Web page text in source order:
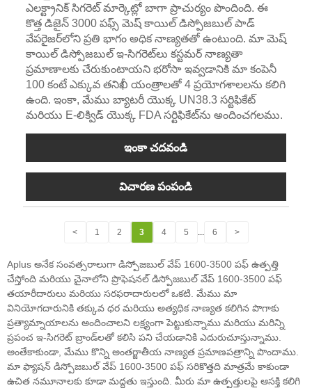
ఎలక్ట్రానిక్ సిగరెట్ మార్కెట్లో బాగా ప్రాచుర్యం పొందింది. ఈ
కొత్త డిజైన్ 3000 పఫ్స్ మెష్ కాయిల్ డిస్పోజబుల్ పాడ్
వేపరైజర్‌లోని ప్రతి భాగం అధిక నాణ్యతతో ఉంటుంది. మా మెష్
కాయిల్ డిస్పోజబుల్ ఇ-సిగరెట్‌లు కస్టమర్ నాణ్యతా
ప్రమాణాలకు చేరుకుంటాయని భరోసా ఇవ్వడానికి మా కంపెనీ
100 కంటే ఎక్కువ తనిఖీ యంత్రాలతో 4 ప్రయోగశాలలను కలిగి
ఉంది. ఇంకా, మేము బ్యాటరీ యొక్క UN38.3 సర్టిఫికేట్
మరియు E-లిక్విడ్ యొక్క FDA సర్టిఫికేట్‌ను అందించగలము.
ఇంకా చదవండి
విచారణ పంపండి
< 1 2 3 4 5 ... 6 >
Aplus అనేక సంవత్సరాలుగా డిస్పోజబుల్ వేప్ 1600-3500 పఫ్ ఉత్పత్తి
చేస్తోంది మరియు చైనాలోని ప్రొఫెషనల్ డిస్పోజబుల్ వేప్ 1600-3500 పఫ్
తయారీదారులు మరియు సరఫరాదారులలో ఒకటి. మేము మా
వినియోగదారునికి తక్కువ ధర మరియు అత్యధిక నాణ్యత కలిగిన పొగాకు
ప్రత్యామ్నాయాలను అందించాలని లక్ష్యంగా పెట్టుకున్నాము మరియు మరిన్ని
ప్రపంచ ఇ-సిగరెట్ బ్రాండ్‌లతో కలిసి పని చేయడానికి ఎదురుచూస్తున్నాము.
అంతేకాకుండా, మేము కొన్ని అంతర్జాతీయ నాణ్యత ప్రమాణపత్రాన్ని పొందాము.
మా ఫ్యాషన్ డిస్పోజబుల్ వేప్ 1600-3500 పఫ్ సరికొత్తది మాత్రమే కాకుండా
ఉచిత నమూనాలకు కూడా మద్దతు ఇస్తుంది. మీరు మా ఉత్పత్తులపై ఆసక్తి కలిగి